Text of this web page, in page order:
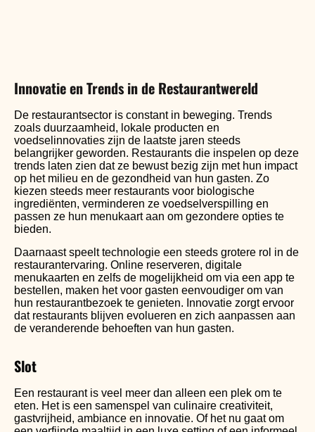
Innovatie en Trends in de Restaurantwereld
De restaurantsector is constant in beweging. Trends
zoals duurzaamheid, lokale producten en
voedselinnovaties zijn de laatste jaren steeds
belangrijker geworden. Restaurants die inspelen op deze
trends laten zien dat ze bewust bezig zijn met hun impact
op het milieu en de gezondheid van hun gasten. Zo
kiezen steeds meer restaurants voor biologische
ingrediënten, verminderen ze voedselverspilling en
passen ze hun menukaart aan om gezondere opties te
bieden.
Daarnaast speelt technologie een steeds grotere rol in de
restaurantervaring. Online reserveren, digitale
menukaarten en zelfs de mogelijkheid om via een app te
bestellen, maken het voor gasten eenvoudiger om van
hun restaurantbezoek te genieten. Innovatie zorgt ervoor
dat restaurants blijven evolueren en zich aanpassen aan
de veranderende behoeften van hun gasten.
Slot
Een restaurant is veel meer dan alleen een plek om te
eten. Het is een samenspel van culinaire creativiteit,
gastvrijheid, ambiance en innovatie. Of het nu gaat om